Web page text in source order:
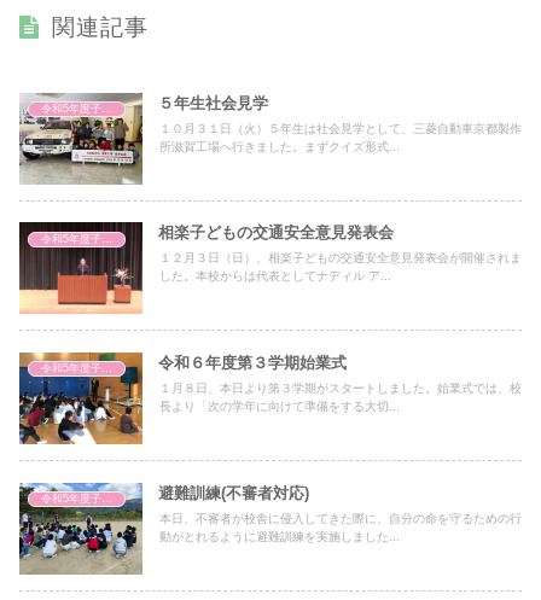
関連記事
５年生社会見学
１０月３１日（火）５年生は社会見学として、三菱自動車京都製作
所滋賀工場へ行きました。まずクイズ形式...
相楽子どもの交通安全意見発表会
１２月３日（日）、相楽子どもの交通安全意見発表会が開催されま
した。本校からは代表としてナディル ア...
令和5年度子どもの様子 令和６年度第３学期始業式
１月８日、本日より第３学期がスタートしました。始業式では、校
長より「次の学年に向けて準備をする大切...
避難訓練(不審者対応)
本日、不審者が校舎に侵入してきた際に、自分の命を守るための行
動がとれるように避難訓練を実施しました...